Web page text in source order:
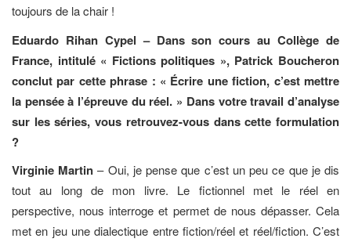
toujours de la chair !
Eduardo Rihan Cypel – Dans son cours au Collège de
France, intitulé « Fictions politiques », Patrick Boucheron
conclut par cette phrase : « Écrire une fiction, c’est mettre
la pensée à l’épreuve du réel. » Dans votre travail d’analyse
sur les séries, vous retrouvez-vous dans cette formulation
?
Virginie Martin – Oui, je pense que c’est un peu ce que je dis
tout au long de mon livre. Le fictionnel met le réel en
perspective, nous interroge et permet de nous dépasser. Cela
met en jeu une dialectique entre fiction/réel et réel/fiction. C’est